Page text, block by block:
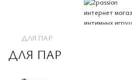
ДЛЯ ПАР
ДЛЯ ПАР